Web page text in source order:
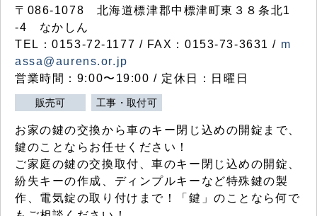
〒086-1078 北海道標津郡中標津町東３８条北1
-4 なかしん
TEL：0153-72-1177 / FAX：0153-73-3631 / m
assa@aurens.or.jp
営業時間：9:00〜19:00 / 定休日：日曜日
販売可 工事・取付可
お家の鍵の交換から車のキー閉じ込めの開錠まで、
鍵のことならお任せください！
ご家庭の鍵の交換取付、車のキー閉じ込めの開錠、
紛失キーの作成、ディンプルキーなど特殊鍵の製
作、電気錠の取り付けまで！「鍵」のことなら何で